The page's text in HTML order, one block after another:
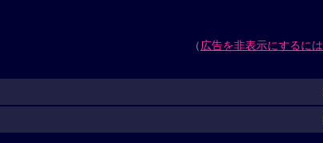
（広告を非表示にするには